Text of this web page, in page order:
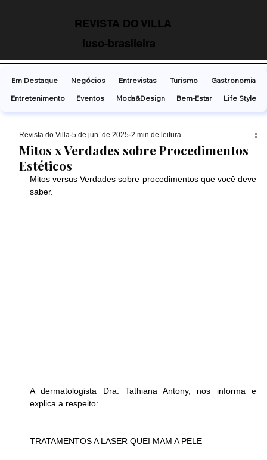
REVISTA DO VILLA
luso-brasileira
Mitos x Verdades sobre Procedimentos
Estéticos
Revista do Villa 5 de jun. de 2025 2 min de leitura
Mitos versus Verdades sobre procedimentos que você deve
saber.
A dermatologista Dra. Tathiana Antony, nos informa e
explica a respeito:
TRATAMENTOS A LASER QUEI MAM A PELE
Em Destaque Negócios Entrevistas Turismo
Gastronomia
Entretenimento
Eventos Moda&Design Bem-Estar Life Style